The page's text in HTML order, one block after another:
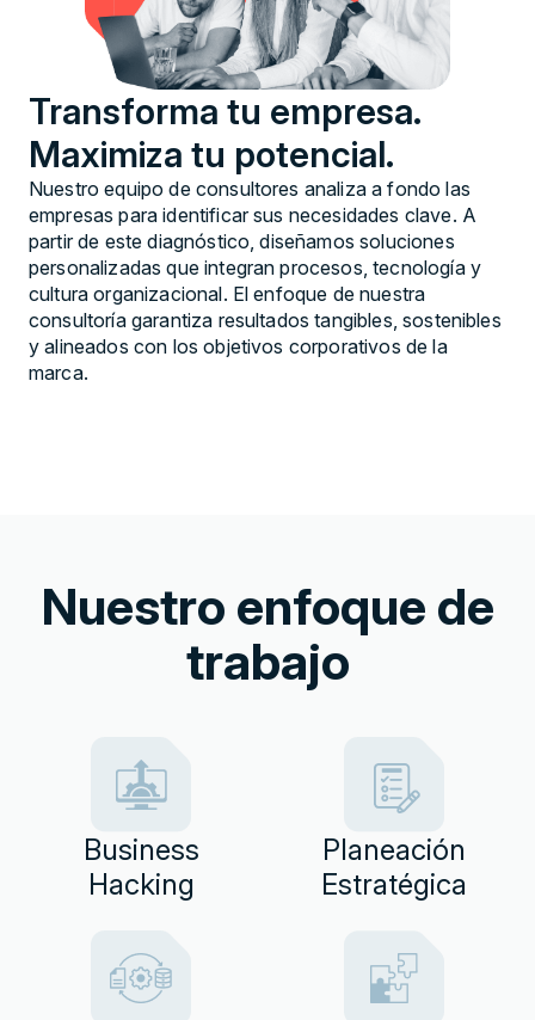
Transforma tu empresa.
Maximiza tu potencial.
Nuestro equipo de consultores analiza a fondo las
empresas para identificar sus necesidades clave. A
partir de este diagnóstico, diseñamos soluciones
personalizadas que integran procesos, tecnología y
cultura organizacional. El enfoque de nuestra
consultoría garantiza resultados tangibles, sostenibles
y alineados con los objetivos corporativos de la
marca.
Nuestro enfoque de
trabajo
Business
Hacking
Planeación
Estratégica